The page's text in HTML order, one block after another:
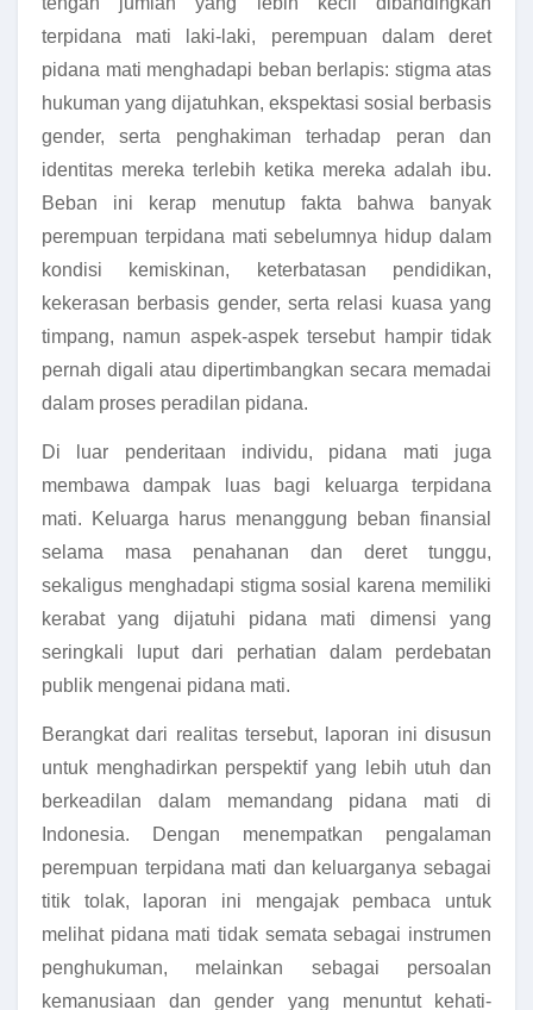
terpidana mati laki-laki, perempuan dalam deret
pidana mati menghadapi beban berlapis: stigma atas
hukuman yang dijatuhkan, ekspektasi sosial berbasis
gender, serta penghakiman terhadap peran dan
identitas mereka terlebih ketika mereka adalah ibu.
Beban ini kerap menutup fakta bahwa banyak
perempuan terpidana mati sebelumnya hidup dalam
kondisi kemiskinan, keterbatasan pendidikan,
kekerasan berbasis gender, serta relasi kuasa yang
timpang, namun aspek-aspek tersebut hampir tidak
pernah digali atau dipertimbangkan secara memadai
dalam proses peradilan pidana.
Di luar penderitaan individu, pidana mati juga
membawa dampak luas bagi keluarga terpidana
mati. Keluarga harus menanggung beban finansial
selama masa penahanan dan deret tunggu,
sekaligus menghadapi stigma sosial karena memiliki
kerabat yang dijatuhi pidana mati dimensi yang
seringkali luput dari perhatian dalam perdebatan
publik mengenai pidana mati.
Berangkat dari realitas tersebut, laporan ini disusun
untuk menghadirkan perspektif yang lebih utuh dan
berkeadilan dalam memandang pidana mati di
Indonesia. Dengan menempatkan pengalaman
perempuan terpidana mati dan keluarganya sebagai
titik tolak, laporan ini mengajak pembaca untuk
melihat pidana mati tidak semata sebagai instrumen
penghukuman, melainkan sebagai persoalan
kemanusiaan dan gender yang menuntut kehati-